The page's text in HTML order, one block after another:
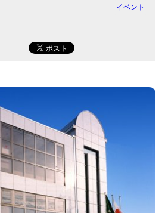
イベント